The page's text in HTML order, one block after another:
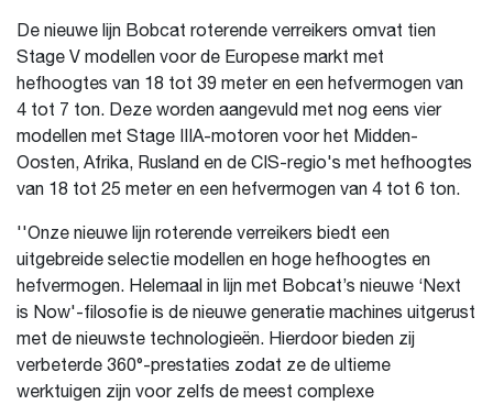
De nieuwe lijn Bobcat roterende verreikers omvat tien
Stage V modellen voor de Europese markt met
hefhoogtes van 18 tot 39 meter en een hefvermogen van
4 tot 7 ton. Deze worden aangevuld met nog eens vier
modellen met Stage IIIA-motoren voor het Midden-
Oosten, Afrika, Rusland en de CIS-regio's met hefhoogtes
van 18 tot 25 meter en een hefvermogen van 4 tot 6 ton.
''Onze nieuwe lijn roterende verreikers biedt een
uitgebreide selectie modellen en hoge hefhoogtes en
hefvermogen. Helemaal in lijn met Bobcat’s nieuwe ‘Next
is Now'-filosofie is de nieuwe generatie machines uitgerust
met de nieuwste technologieën. Hierdoor bieden zij
verbeterde 360°-prestaties zodat ze de ultieme
werktuigen zijn voor zelfs de meest complexe